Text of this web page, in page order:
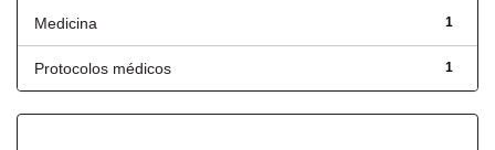
1
Medicina
1
Protocolos médicos